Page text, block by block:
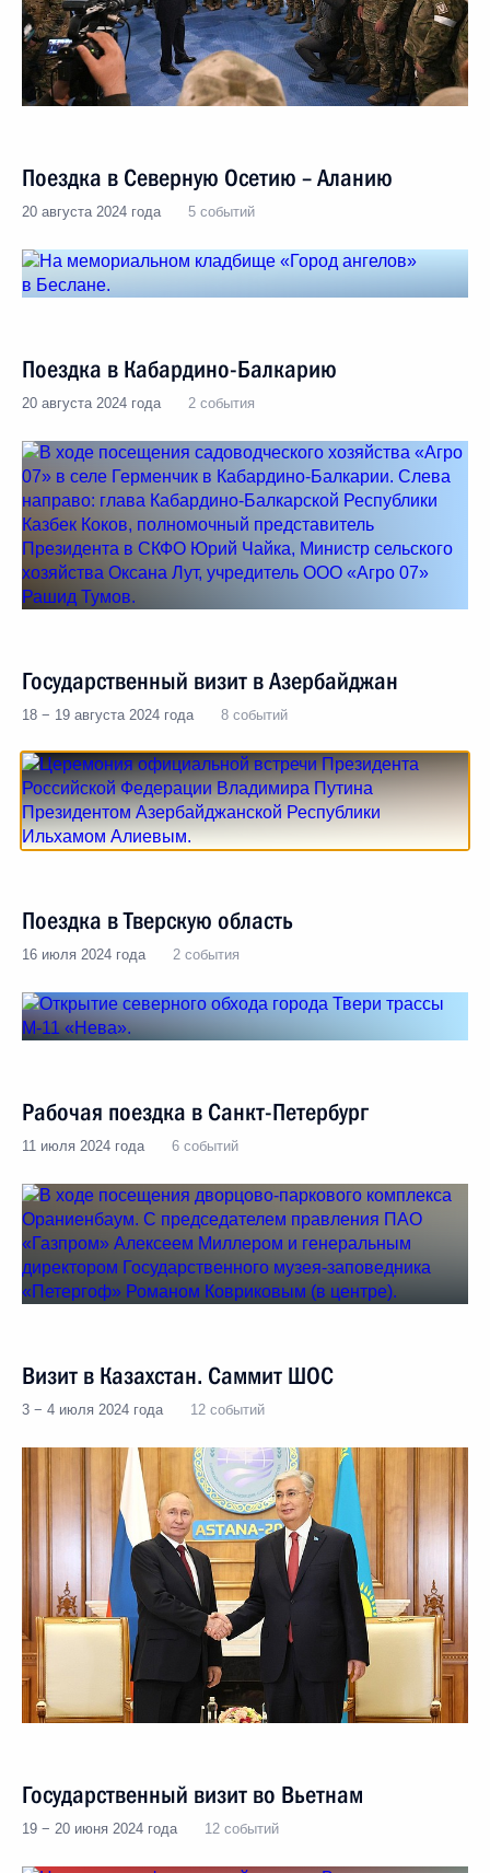
Поездка в Северную Осетию – Аланию
20 августа 2024 года 5 событий
Поездка в Кабардино-Балкарию
20 августа 2024 года 2 события
Государственный визит в Азербайджан
18 − 19 августа 2024 года 8 событий
Поездка в Тверскую область
16 июля 2024 года 2 события
Рабочая поездка в Санкт-Петербург
11 июля 2024 года 6 событий
Визит в Казахстан. Саммит ШОС
3 − 4 июля 2024 года 12 событий
Государственный визит во Вьетнам
19 − 20 июня 2024 года 12 событий